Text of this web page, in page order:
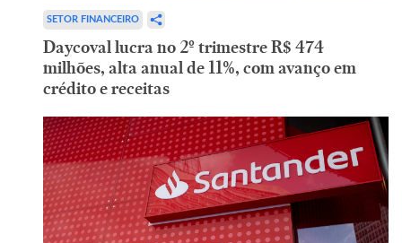
SETOR FINANCEIRO
Daycoval lucra no 2º trimestre R$ 474
milhões, alta anual de 11%, com avanço em
crédito e receitas